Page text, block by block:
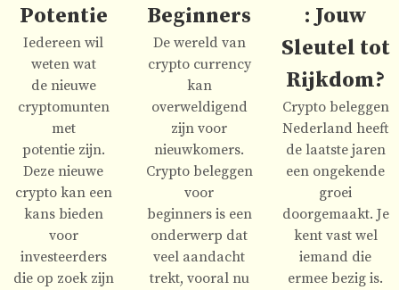
Potentie
Iedereen wil
weten wat
de nieuwe
cryptomunten
met
potentie zijn.
Deze nieuwe
crypto kan een
kans bieden
voor
investeerders
die op zoek zijn
Beginners
De wereld van
crypto currency
kan
overweldigend
zijn voor
nieuwkomers.
Crypto beleggen
voor
beginners is een
onderwerp dat
veel aandacht
trekt, vooral nu
: Jouw
Sleutel tot
Rijkdom?
Crypto beleggen
Nederland heeft
de laatste jaren
een ongekende
groei
doorgemaakt. Je
kent vast wel
iemand die
ermee bezig is.